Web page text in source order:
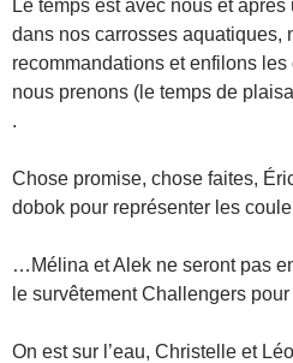
Le temps est avec nous et
dans nos carrosses aquatiques,
recommandations et enfilons
nous prenons (le temps de
.
Chose promise, chose faites,
dobok pour représenter les
…Mélina et Alek ne seront pas
le survêtement Challengers
On est sur l’eau, Christelle et